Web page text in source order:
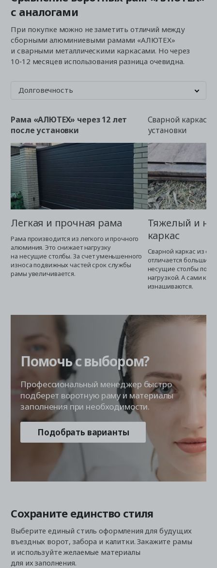
с аналогами
При покупке можно не заметить отличий между
сборными алюминиевыми рамами «АЛЮТЕХ»
и сварными металлическими каркасами. Но через
10‑12 месяцев использования разница очевидна.
Долговечность
Рама «АЛЮТЕХ» через 12 лет
после установки
Легкая и прочная рама
Рама производится из легкого и прочного
алюминия. Это снижает нагрузку
на несущие столбы. За счет уменьшенного
износа подвижных частей срок службы
рамы увеличивается.
Сварной каркас
установки
Тяжелый и
каркас
Сварной каркас из
отличается большим
несущие столбы
нагрузкой. А сами
изнашиваются.
Помочь с выбором?
Профессиональный менеджер быстро
подберет воротную раму и материалы
заполнения при необходимости.
Подобрать варианты
Сохраните единство стиля
Выберите единый стиль оформления для будущих
въездных ворот, забора и калитки. Закажите рамы
и используйте желаемые материалы
для их заполнения.